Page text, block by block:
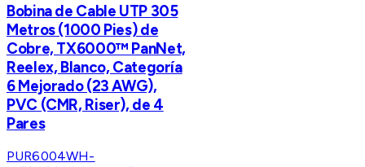
Bobina de Cable UTP 305
Metros (1000 Pies) de
Cobre, TX6000™ PanNet,
Reelex, Blanco, Categoría
6 Mejorado (23 AWG),
PVC (CMR, Riser), de 4
Pares
PUR6004WH-